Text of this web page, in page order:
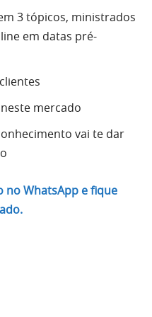
3 tópicos, ministrados
em datas pré-
mercado
vai te dar
no WhatsApp e fique